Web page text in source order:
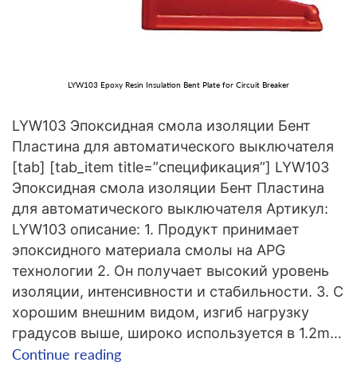
LYW103 Epoxy Resin Insulation Bent Plate for Circuit Breaker
LYW103 Эпоксидная смола изоляции Бент
Пластина для автоматического выключателя
[tab] [tab_item title=”спецификация”] LYW103
Эпоксидная смола изоляции Бент Пластина
для автоматического выключателя Артикул:
LYW103 описание: 1. Продукт принимает
эпоксидного материала смолы на APG
технологии 2. Он получает высокий уровень
изоляции, интенсивности и стабильности. 3. С
хорошим внешним видом, изгиб нагрузку
градусов выше, широко используется в 1.2m…
Continue readingLYW103